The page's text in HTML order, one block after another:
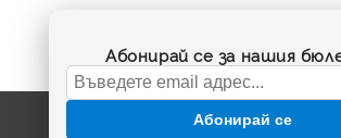
Абонирай се за нашия
Абонирай се